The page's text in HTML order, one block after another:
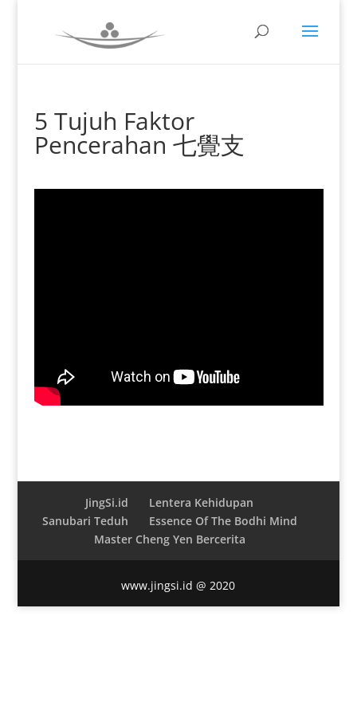
5 Tujuh Faktor
Pencerahan 七覺支
JingSi.id
Lentera Kehidupan
Sanubari Teduh
Essence Of The Bodhi Mind
Master Cheng Yen Bercerita
www.jingsi.id @ 2020